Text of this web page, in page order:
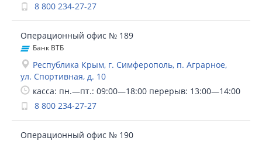
8 800 234-27-27
Операционный офис № 189
Банк ВТБ
Республика Крым, г. Симферополь, п. Аграрное,
ул. Спортивная, д. 10
касса: пн.—пт.: 09:00—18:00 перерыв: 13:00—14:00
8 800 234-27-27
Операционный офис № 190